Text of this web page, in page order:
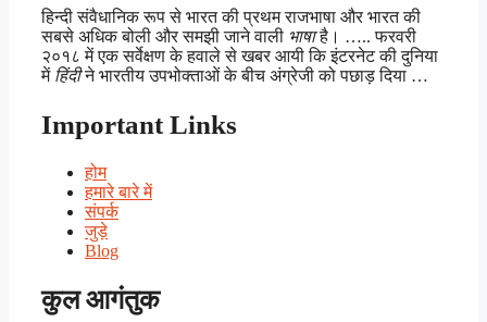
हिन्दी संवैधानिक रूप से भारत की प्रथम राजभाषा और भारत की
सबसे अधिक बोली और समझी जाने वाली भाषाहै। ….. फरवरी
२०१८ में एक सर्वेक्षण के हवाले से खबर आयी कि इंटरनेट की दुनिया
में हिंदीने भारतीय उपभोक्ताओं के बीच अंग्रेजी को पछाड़ दिया …
Important Links
होम
हमारे बारे में
संपर्क
जुड़े
Blog
कुल आगंतुक